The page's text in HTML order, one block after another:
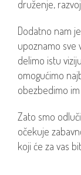
druženje,
Dodatno nam
upoznamo sve
delimo istu
omogućimo
obezbedimo
Zato smo
očekuje
koji će za vas